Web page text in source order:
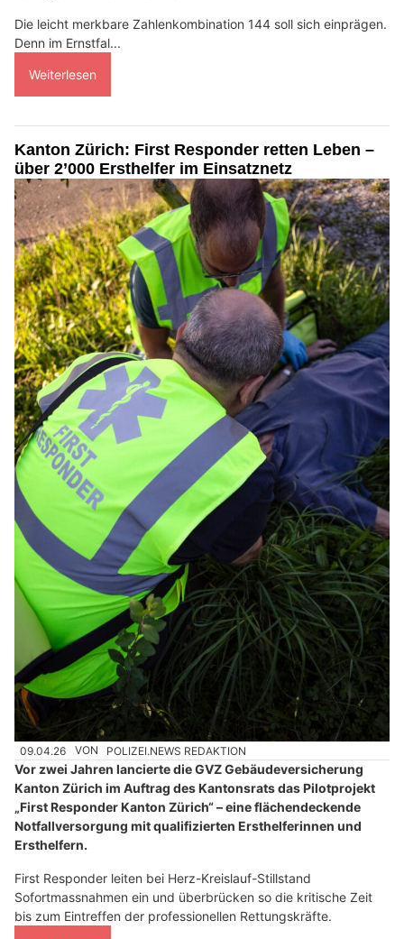
Die leicht merkbare Zahlenkombination 144 soll sich einprägen.
Denn im Ernstfal...
Weiterlesen
Kanton Zürich: First Responder retten Leben –
über 2’000 Ersthelfer im Einsatznetz
09.04.26 VON POLIZEI.NEWS REDAKTION
Vor zwei Jahren lancierte die GVZ Gebäudeversicherung
Kanton Zürich im Auftrag des Kantonsrats das Pilotprojekt
„First Responder Kanton Zürich“ – eine flächendeckende
Notfallversorgung mit qualifizierten Ersthelferinnen und
Ersthelfern.
First Responder leiten bei Herz-Kreislauf-Stillstand
Sofortmassnahmen ein und überbrücken so die kritische Zeit
bis zum Eintreffen der professionellen Rettungskräfte.